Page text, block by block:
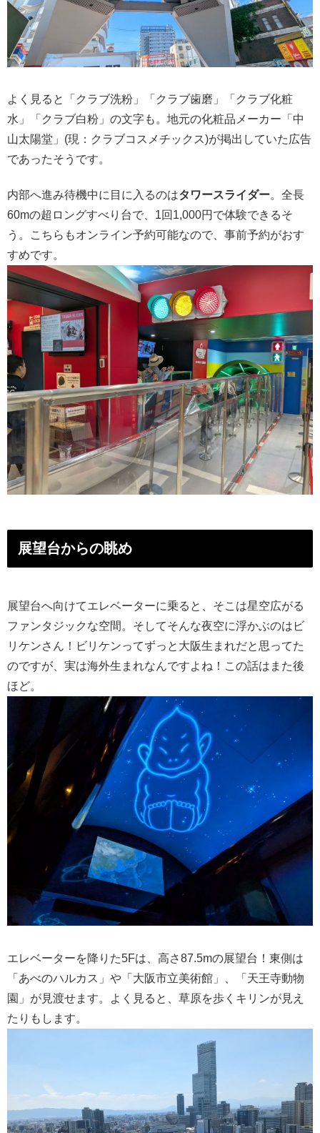
よく見ると「クラブ洗粉」「クラブ歯磨」「クラブ化粧
水」「クラブ白粉」の文字も。地元の化粧品メーカー「中
山太陽堂」(現：クラブコスメチックス)が掲出していた広告
であったそうです。
内部へ進み待機中に目に入るのはタワースライダー。全長
60mの超ロングすべり台で、1回1,000円で体験できるそ
う。こちらもオンライン予約可能なので、事前予約がおす
すめです。
展望台からの眺め
展望台へ向けてエレベーターに乗ると、そこは星空広がる
ファンタジックな空間。そしてそんな夜空に浮かぶのはビ
リケンさん！ビリケンってずっと大阪生まれだと思ってた
のですが、実は海外生まれなんですよね！この話はまた後
ほど。
エレベーターを降りた5Fは、高さ87.5mの展望台！東側は
「あべのハルカス」や「大阪市立美術館」、「天王寺動物
園」が見渡せます。よく見ると、草原を歩くキリンが見え
たりもします。